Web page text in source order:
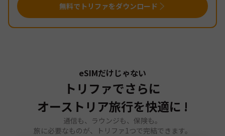
無料でトリファをダウンロード
eSIMだけじゃない
トリファでさらに
オーストリア旅行を快適に !
通信も、ラウンジも、保険も。
旅に必要なものが、トリファ1つで完結できます。